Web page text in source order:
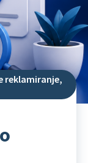
reklamiranje,